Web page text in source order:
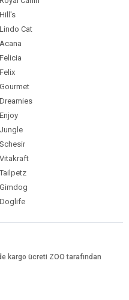
Hill's
Lindo Cat
Acana
Felicia
Felix
Gourmet
Dreamies
Enjoy
Jungle
Schesir
Vitakraft
Tailpetz
Gimdog
Doglife
kargo ücreti ZOO tarafından